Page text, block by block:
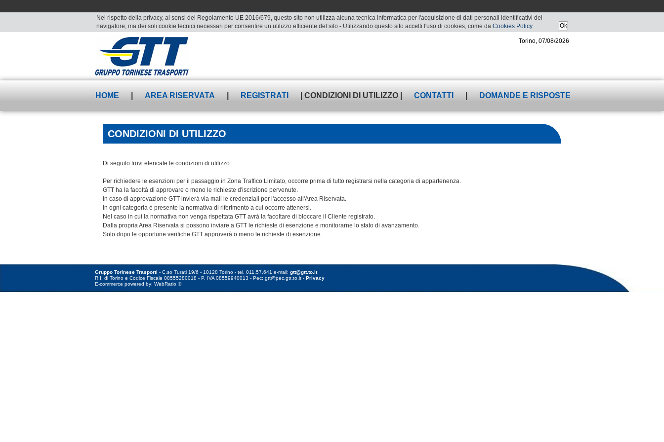
Nel rispetto della privacy, ai sensi del Regolamento UE 2016/679, questo sito non utilizza alcuna tecnica informatica per l'acquisizione di dati personali identificativi del
navigatore, ma dei soli cookie tecnici necessari per consentire un utilizzo efficiente del sito - Utilizzando questo sito accetti l'uso di cookies, come da Cookies Policy.
Torino, 07/08/2026
HOME AREA RISERVATA REGISTRATI | CONDIZIONI DI UTILIZZO | CONTATTI DOMANDE E RISPOSTE
CONDIZIONI DI UTILIZZO
Di seguito trovi elencate le condizioni di utilizzo:
Per richiedere le esenzioni per il passaggio in Zona Traffico Limitato, occorre prima di tutto registrarsi nella categoria di appartenenza.
GTT ha la facoltà di approvare o meno le richieste d'iscrizione pervenute.
In caso di approvazione GTT invierà via mail le credenziali per l'accesso all'Area Riservata.
In ogni categoria è presente la normativa di riferimento a cui occorre attenersi.
Nel caso in cui la normativa non venga rispettata GTT avrà la facoltare di bloccare il Cliente registrato.
Dalla propria Area Riservata si possono inviare a GTT le richieste di esenzione e monitorarne lo stato di avanzamento.
Solo dopo le opportune verifiche GTT approverà o meno le richieste di esenzione.
Gruppo Torinese Trasporti - C.so Turati 19/6 - 10128 Torino - tel. 011.57.641 e-mail: gtt@gtt.to.it
R.I. di Torino e Codice Fiscale 08555280018 - P. IVA 08559940013 - Pec: gtt@pec.gtt.to.it - Privacy
E-commerce powered by: WebRatio ©